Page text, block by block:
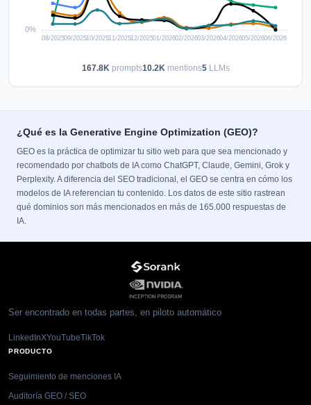
167.8Kprompts10.2Kmentions5LLMs
¿Qué es la Generative Engine Optimization (GEO)?
GEO es la práctica de optimizar tu sitio web para que sea mencionado y
recomendado por chatbots de IA como ChatGPT, Claude, Gemini, Grok y
Perplexity. A diferencia del SEO tradicional, el GEO se centra en cómo los
modelos de IA referencian tu contenido. Los datos de este sitio rastrean
qué dominios son más mencionados en más de 165.000 respuestas de
IA.
Ser encontrado en todas partes, en piloto automático
LinkedInXYouTubeTikTok
PRODUCTO
Seguimiento de menciones IA
Auditoría GEO / SEO